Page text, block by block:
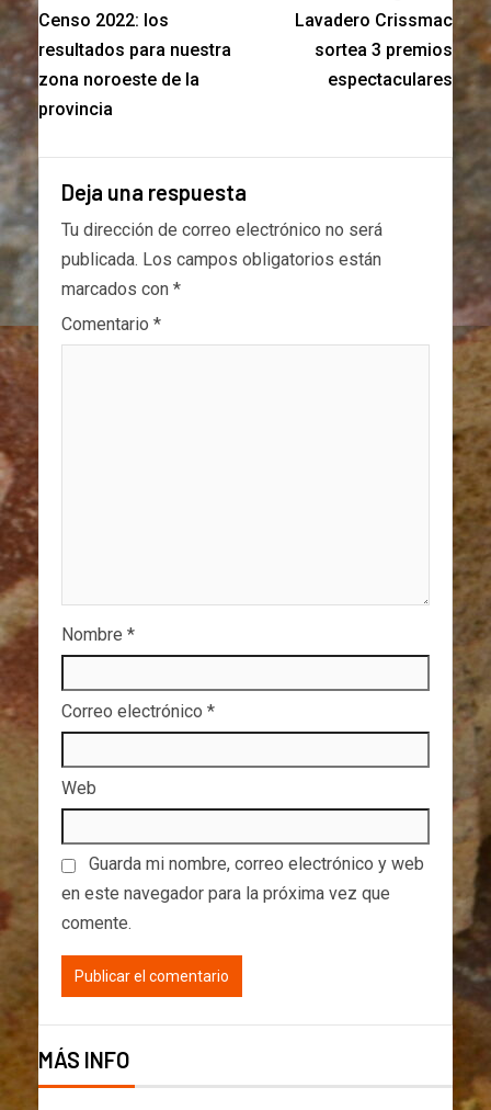
Censo 2022: los
resultados para nuestra
zona noroeste de la
provincia
Lavadero Crissmac
sortea 3 premios
espectaculares
Deja una respuesta
Tu dirección de correo electrónico no será
publicada. Los campos obligatorios están
marcados con *
Comentario *
Nombre *
Correo electrónico *
Web
Guarda mi nombre, correo electrónico y web
en este navegador para la próxima vez que
comente.
MÁS INFO